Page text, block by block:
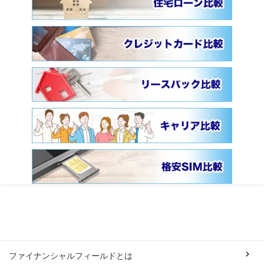
ファイナンシャルフィールドとは